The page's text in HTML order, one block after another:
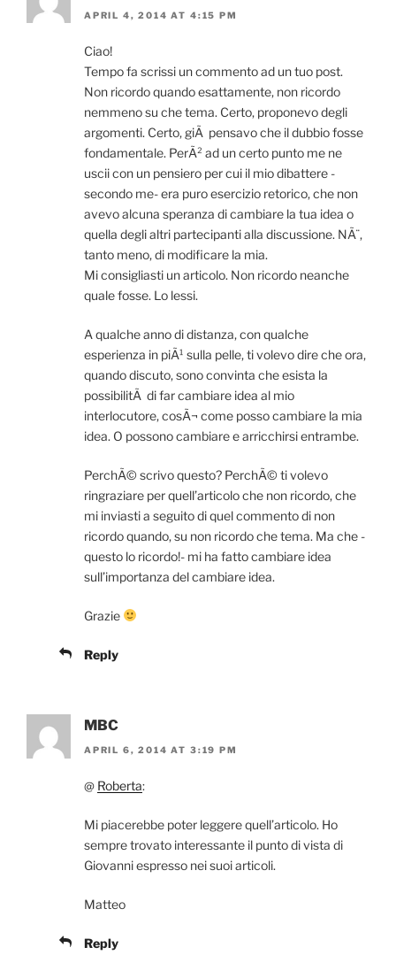
APRIL 4, 2014 AT 4:15 PM
Ciao!
Tempo fa scrissi un commento ad un tuo post.
Non ricordo quando esattamente, non ricordo
nemmeno su che tema. Certo, proponevo degli
argomenti. Certo, giÃ pensavo che il dubbio fosse
fondamentale. PerÃ² ad un certo punto me ne
uscii con un pensiero per cui il mio dibattere -
secondo me- era puro esercizio retorico, che non
avevo alcuna speranza di cambiare la tua idea o
quella degli altri partecipanti alla discussione. NÃ¨,
tanto meno, di modificare la mia.
Mi consigliasti un articolo. Non ricordo neanche
quale fosse. Lo lessi.
A qualche anno di distanza, con qualche
esperienza in piÃ¹ sulla pelle, ti volevo dire che ora,
quando discuto, sono convinta che esista la
possibilitÃ di far cambiare idea al mio
interlocutore, cosÃ¬ come posso cambiare la mia
idea. O possono cambiare e arricchirsi entrambe.
PerchÃ© scrivo questo? PerchÃ© ti volevo
ringraziare per quell’articolo che non ricordo, che
mi inviasti a seguito di quel commento di non
ricordo quando, su non ricordo che tema. Ma che -
questo lo ricordo!- mi ha fatto cambiare idea
sull’importanza del cambiare idea.
Grazie
Reply
MBC
APRIL 6, 2014 AT 3:19 PM
@ Roberta:
Mi piacerebbe poter leggere quell’articolo. Ho
sempre trovato interessante il punto di vista di
Giovanni espresso nei suoi articoli.
Matteo
Reply